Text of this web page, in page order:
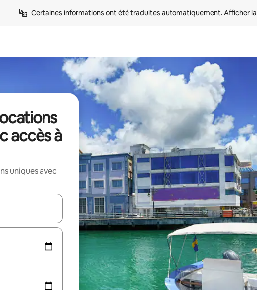
Certaines informations ont été traduites automatiquement. Afficher
accès à
uniques avec
les flèches vers le haut et vers le bas pour les parcourir ou en appuyant et